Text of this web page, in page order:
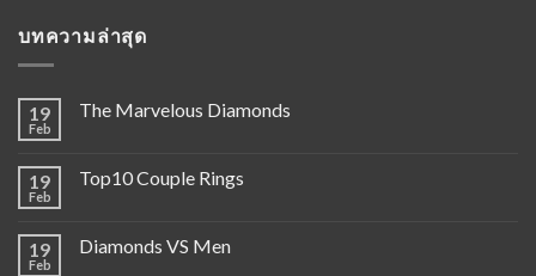
บทความล่าสุด
19
Feb
The Marvelous Diamonds
19
Feb
Top10 Couple Rings
19
Feb
Diamonds VS Men